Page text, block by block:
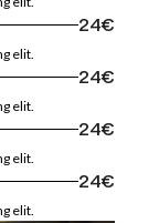
24€
elit.
24€
elit.
24€
elit.
24€
elit.